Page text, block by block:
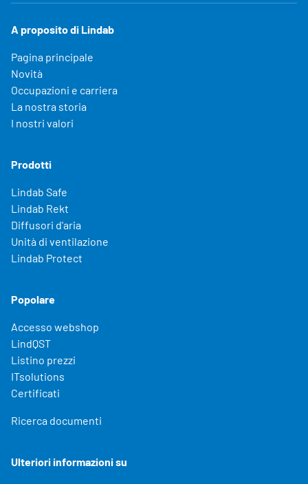
A proposito di Lindab
Pagina principale
Novità
Occupazioni e carriera
La nostra storia
I nostri valori
Prodotti
Lindab Safe
Lindab Rekt
Diffusori d'aria
Unità di ventilazione
Lindab Protect
Popolare
Accesso webshop
LindQST
Listino prezzi
ITsolutions
Certificati
Ricerca documenti
Ulteriori informazioni su